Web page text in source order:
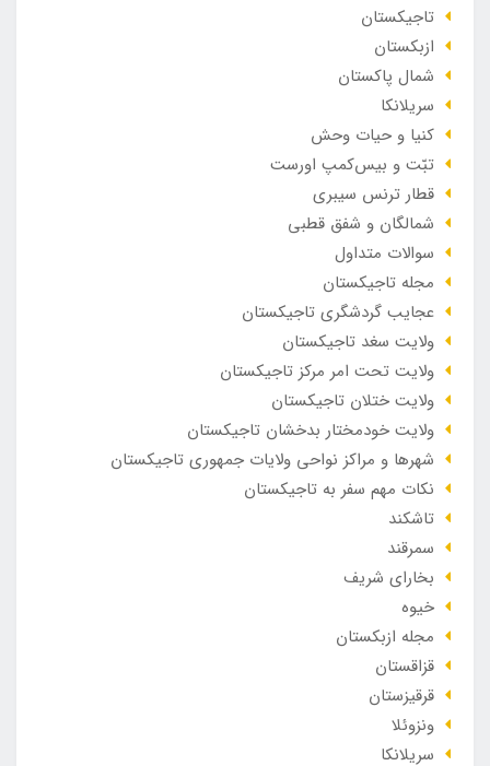
تاجیکستان
ازبکستان
شمال پاکستان
سریلانکا
کنیا و حیات وحش
تبّت و بیس‌کمپ اورست
قطار ترنس سیبری
شمالگان و شفق قطبی
سوالات متداول
مجله تاجیکستان
عجایب گردشگری تاجیکستان
ولایت سغد تاجیکستان
ولایت تحت امر مرکز تاجیکستان
ولایت ختلان تاجیکستان
ولایت خودمختار بدخشان تاجیکستان
شهرها و مراکز نواحی ولایات جمهوری تاجیکستان
نکات مهم سفر به تاجیکستان
تاشکند
سمرقند
بخارای شریف
خیوه
مجله ازبکستان
قزاقستان
قرقیزستان
ونزوئلا
سریلانکا